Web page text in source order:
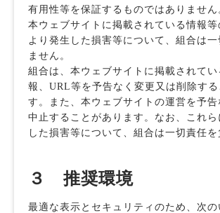
有用性等を保証するものではありません
本ウェブサイトに掲載されている情報等
より発生した損害等について、組合は
ません。
組合は、本ウェブサイトに掲載されて
報、URL等を予告なく変更又は削除する
す。また、本ウェブサイトの運営を予告
中止することがあります。なお、これら
した損害等について、組合は一切責任を
３ 推奨環境
最適な表示とセキュリティのため、次の